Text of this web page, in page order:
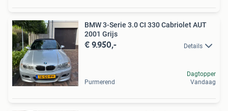
BMW 3-Serie 3.0 CI 330 Cabriolet AUT
2001 Grijs
€ 9.950,- Details
Purmerend
Dagtopper
Vandaag